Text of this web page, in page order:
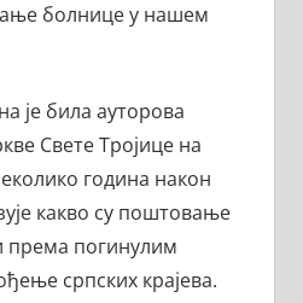
болнице у нашем
је била ауторова
Свете Тројице на
година након
какво су поштовање
погинулим
српских крајева.